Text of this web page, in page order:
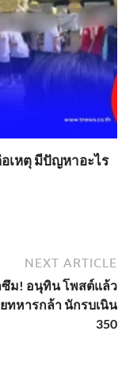
เหตุ มีปัญหาอะไร
NEXT ARTICLE
ม! อนุทิน โพสต์แล้ว
ทหารกล้า นักรบเนิน
350